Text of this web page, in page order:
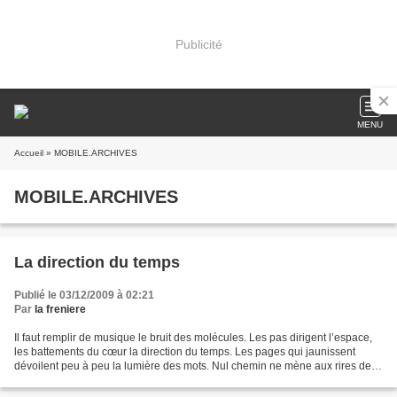
Publicité
MENU
Accueil » MOBILE.ARCHIVES
MOBILE.ARCHIVES
La direction du temps
Publié le 03/12/2009 à 02:21
Par la freniere
Il faut remplir de musique le bruit des molécules. Les pas dirigent l’espace,
les battements du cœur la direction du temps. Les pages qui jaunissent
dévoilent peu à peu la lumière des mots. Nul chemin ne mène aux rires des